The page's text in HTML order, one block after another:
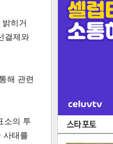
히거
결제와
해 관련
소의 투
사태를